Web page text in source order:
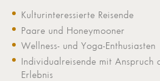
Kulturinteressierte Reisende
Paare und Honeymooner
Wellness- und Yoga-Enthusiasten
Individualreisende mit Anspruch
Erlebnis